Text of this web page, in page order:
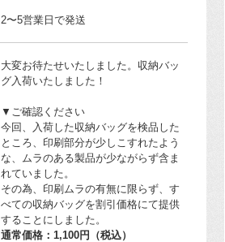
2〜5営業日で発送
大変お待たせいたしました。収納バッ
グ入荷いたしました！
▼ご確認ください
今回、入荷した収納バッグを検品した
ところ、印刷部分が少しこすれたよう
な、ムラのある製品が少ながらず含ま
れていました。
その為、印刷ムラの有無に限らず、す
べての収納バッグを割引価格にて提供
することにしました。
通常価格：1,100円（税込）